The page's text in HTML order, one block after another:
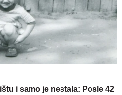
i samo je nestala: Posle 42